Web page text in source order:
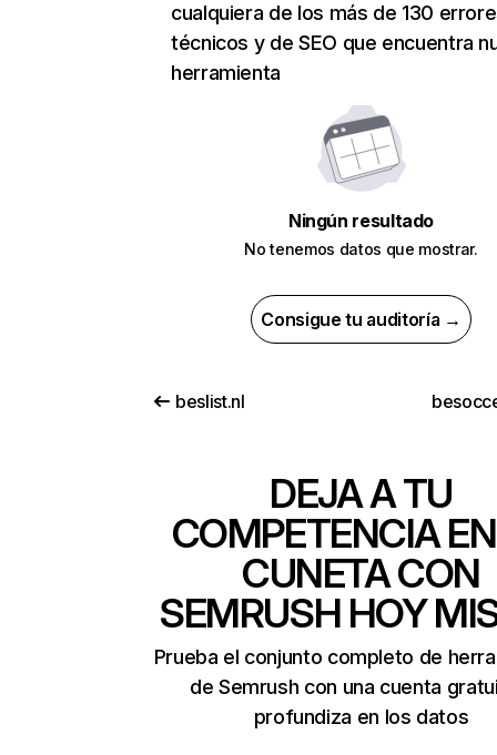
cualquiera de los más de 130
técnicos y de SEO que encuentra
herramienta
Ningún resultado
No tenemos datos que mostrar.
Consigue tu auditoría →
beslist.nl
DEJA A TU
COMPETENCIA
CUNETA CON
SEMRUSH HOY
Prueba el conjunto completo de
de Semrush con una cuenta
profundiza en los datos